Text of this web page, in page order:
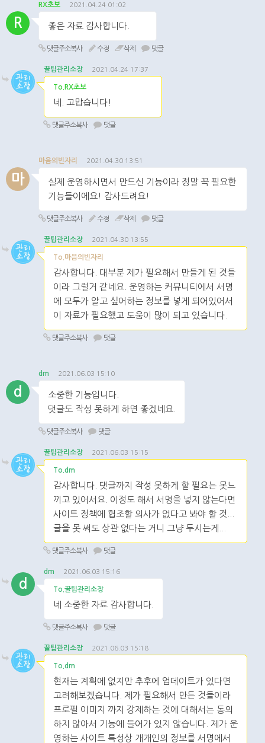
R
RX초보 2021.04.24 01:02
좋은 자료 감사합니다.
댓글주소복사 수정 삭제 댓글
꿀팁관리소장 2021.04.24 17:37
To.RX초보
네. 고맙습니다!
댓글주소복사 댓글
마
마음의빈자리 2021.04.30 13:51
실제 운영하시면서 만드신 기능이라 정말 꼭 필요한
기능들이에요! 감사드려요!
댓글주소복사 수정 삭제 댓글
꿀팁관리소장 2021.04.30 13:55
To.마음의빈자리
감사합니다. 대부분 제가 필요해서 만들게 된 것들
이라 그럴거 같네요. 운영하는 커뮤니티에서 서명
에 모두가 알고 싶어하는 정보를 넣게 되어있어서
이 자료가 필요했고 도움이 많이 되고 있습니다.
댓글주소복사 댓글
d
dm 2021.06.03 15:10
소중한 기능입니다.
댓글도 작성 못하게 하면 좋겠네요.
댓글주소복사 댓글
꿀팁관리소장 2021.06.03 15:15
To.dm
감사합니다. 댓글까지 작성 못하게 할 필요는 못느
끼고 있어서요. 이정도 해서 서명을 넣지 않는다면
사이트 정책에 협조할 의사가 없다고 봐야 할 것...
글을 못 써도 상관 없다는 거니 그냥 두시는게...
댓글주소복사 댓글
d
dm 2021.06.03 15:16
To.꿀팁관리소장
네 소중한 자료 감사합니다.
댓글주소복사 댓글
꿀팁관리소장 2021.06.03 15:18
To.dm
현재는 계획에 없지만 추후에 업데이트가 있다면
고려해보겠습니다. 제가 필요해서 만든 것들이라
프로필 이미지 까지 강제하는 것에 대해서는 동의
하지 않아서 기능에 들어가 있지 않습니다. 제가 운
영하는 사이트 특성상 개개인의 정보를 서명에서